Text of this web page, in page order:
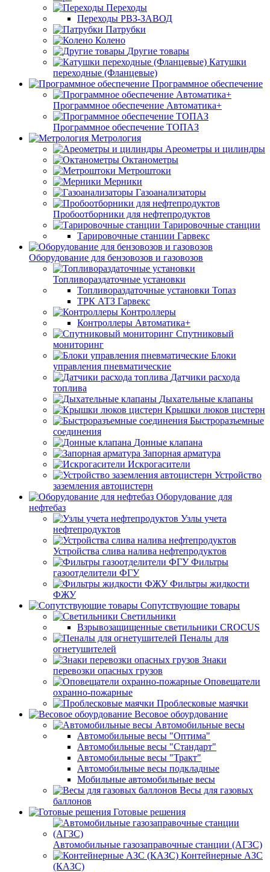
Переходы
Переходы РВЗ-ЗАВОД
Патрубки
Колено
Другие товары
Катушки
переходные (Фланцевые)
Программное обеспечение
Программное обеспечение Автоматика+
Программное обеспечение ТОПАЗ
Метрология
Ареометры и цилиндры
Октанометры
Метроштоки
Мерники
Газоанализаторы
Пробоотборники для нефтепродуктов
Тарировочные станции
Тарировочные станции Гарвекс
Оборудование для бензовозов и газовозов
Топливораздаточные установки
Топливораздаточные установки Топаз
ТРК АТЗ Гарвекс
Контроллеры
Контроллеры Автоматика+
Спутниковый
мониторинг
Блоки
управления пневматические
Датчики расхода
топлива
Дыхательные клапаны
Крышки люков цистерн
Быстроразъемные
соединения
Донные клапана
Запорная арматура
Искрогасители
Устройство
заземления автоцистерн
Оборудование для
нефтебаз
Узлы учета
нефтепродуктов
Устройства слива налива нефтепродуктов
Фильтры
газоотделители ФГУ
Фильтры жидкости
ФЖУ
Сопутствующие товары
Светильники
Взрывозащищенные светильники CROCUS
Пеналы для
огнетушителей
Знаки
перевозки опасных грузов
Оповещатели
охранно-пожарные
Проблесковые маячки
Весовое обоурдование
Автомобильные весы
Автомобильные весы "Оптима"
Автомобильные весы "Стандарт"
Автомобильные весы "Тракт"
Автомобильные весы подкладные
Мобильные автомобильные весы
Весы для газовых
баллонов
Готовые решения
Автомобильные газозаправочные станции (АГЗС)
Контейнерные АЗС
(КАЗС)